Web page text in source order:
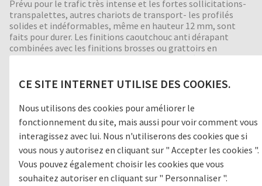
CE SITE INTERNET UTILISE DES COOKIES.
Nous utilisons des cookies pour améliorer le
fonctionnement du site, mais aussi pour voir comment vous
interagissez avec lui. Nous n'utiliserons des cookies que si
vous nous y autorisez en cliquant sur " Accepter les cookies ".
Vous pouvez également choisir les cookies que vous
souhaitez autoriser en cliquant sur " Personnaliser ".
Prévu pour le trafic très intense et les fortes sollicitations-
transpalettes, autres chariots de transport- les profilés
solides et indéformables, même en hauteur 12 mm, sont
faits pour durer. Les finitions caoutchouc anti dérapant
combinées avec les finitions brosses ou grattoirs en
alternance retiennent parfaitement les saletés et
enroulable et facile à nettoyer. Fabrication en toutes
dimensions. Formes spéciales moyennant supplément.
Zone de passage
1 GROSSES SALETÉS